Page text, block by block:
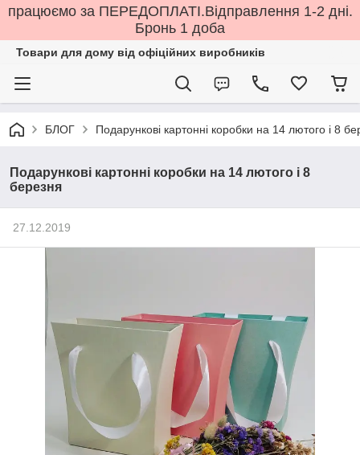
працюємо за ПЕРЕДОПЛАТІ.Відправлення 1-2 дні.
Бронь 1 доба
Товари для дому від офіційних виробників
БЛОГ Подарункові картонні коробки на 14 лютого і 8
Подарункові картонні коробки на 14 лютого і 8
березня
27.12.2019